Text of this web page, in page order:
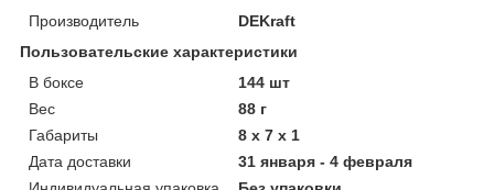
Производитель
DEKraft
Пользовательские характеристики
В боксе
144 шт
Вес
88 г
Габариты
8 x 7 x 1
Дата доставки
31 января - 4 февраля